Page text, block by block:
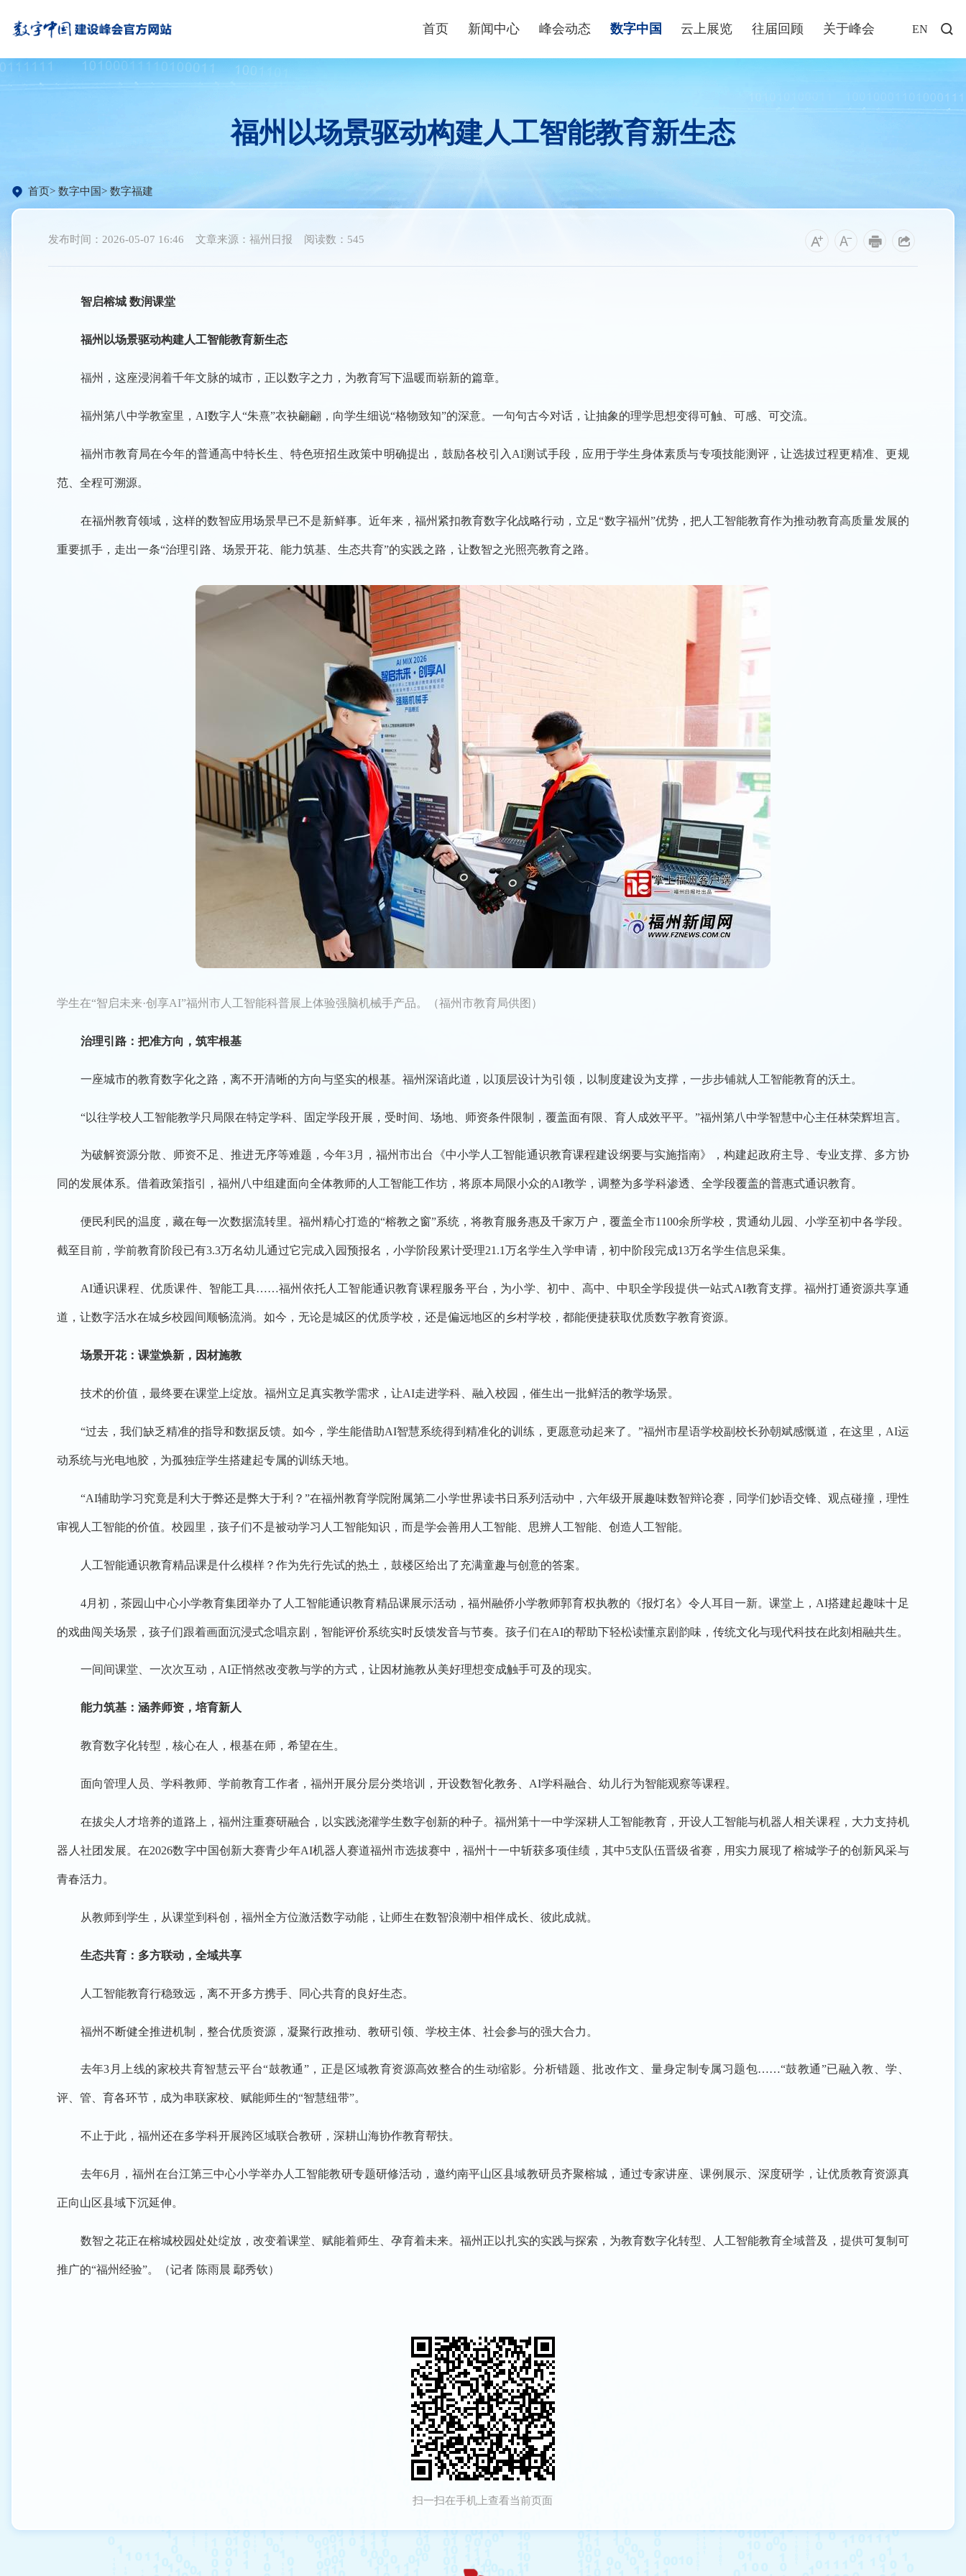
首页 新闻中心
视频播报
峰会镜头
媒体聚焦
峰会动态
创新大赛
数字中国
数字企业+
政策解读
云上展览 往届回顾 关于峰会 EN
福州以场景驱动构建人工智能教育新生态
首页 数字中国 数字福建
发布时间：2026-05-07 16:46 文章来源：福州日报 阅读数：545
智启榕城 数润课堂
福州以场景驱动构建人工智能教育新生态
福州，这座浸润着千年文脉的城市，正以数字之力，为教育写下温暖而崭新的篇章。
福州第八中学教室里，AI数字人“朱熹”衣袂翩翩，向学生细说“格物致知”的深意。一句句古今对话，让抽象的理学思想变得可触、可感、可交流。
福州市教育局在今年的普通高中特长生、特色班招生政策中明确提出，鼓励各校引入AI测试手段，应用于学生身体素质与专项技能测评，让选拔过程更精准、更规
范、全程可溯源。
在福州教育领域，这样的数智应用场景早已不是新鲜事。近年来，福州紧扣教育数字化战略行动，立足“数字福州”优势，把人工智能教育作为推动教育高质量发展的
重要抓手，走出一条“治理引路、场景开花、能力筑基、生态共育”的实践之路，让数智之光照亮教育之路。
学生在“智启未来·创享AI”福州市人工智能科普展上体验强脑机械手产品。（福州市教育局供图）
治理引路：把准方向，筑牢根基
一座城市的教育数字化之路，离不开清晰的方向与坚实的根基。福州深谙此道，以顶层设计为引领，以制度建设为支撑，一步步铺就人工智能教育的沃土。
“以往学校人工智能教学只局限在特定学科、固定学段开展，受时间、场地、师资条件限制，覆盖面有限、育人成效平平。”福州第八中学智慧中心主任林荣辉坦言。
为破解资源分散、师资不足、推进无序等难题，今年3月，福州市出台《中小学人工智能通识教育课程建设纲要与实施指南》，构建起政府主导、专业支撑、多方协
同的发展体系。借着政策指引，福州八中组建面向全体教师的人工智能工作坊，将原本局限小众的AI教学，调整为多学科渗透、全学段覆盖的普惠式通识教育。
便民利民的温度，藏在每一次数据流转里。福州精心打造的“榕教之窗”系统，将教育服务惠及千家万户，覆盖全市1100余所学校，贯通幼儿园、小学至初中各学段。
截至目前，学前教育阶段已有3.3万名幼儿通过它完成入园预报名，小学阶段累计受理21.1万名学生入学申请，初中阶段完成13万名学生信息采集。
AI通识课程、优质课件、智能工具……福州依托人工智能通识教育课程服务平台，为小学、初中、高中、中职全学段提供一站式AI教育支撑。福州打通资源共享通
道，让数字活水在城乡校园间顺畅流淌。如今，无论是城区的优质学校，还是偏远地区的乡村学校，都能便捷获取优质数字教育资源。
场景开花：课堂焕新，因材施教
技术的价值，最终要在课堂上绽放。福州立足真实教学需求，让AI走进学科、融入校园，催生出一批鲜活的教学场景。
“过去，我们缺乏精准的指导和数据反馈。如今，学生能借助AI智慧系统得到精准化的训练，更愿意动起来了。”福州市星语学校副校长孙朝斌感慨道，在这里，AI运
动系统与光电地胶，为孤独症学生搭建起专属的训练天地。
“AI辅助学习究竟是利大于弊还是弊大于利？”在福州教育学院附属第二小学世界读书日系列活动中，六年级开展趣味数智辩论赛，同学们妙语交锋、观点碰撞，理性
审视人工智能的价值。校园里，孩子们不是被动学习人工智能知识，而是学会善用人工智能、思辨人工智能、创造人工智能。
人工智能通识教育精品课是什么模样？作为先行先试的热土，鼓楼区给出了充满童趣与创意的答案。
4月初，茶园山中心小学教育集团举办了人工智能通识教育精品课展示活动，福州融侨小学教师郭育权执教的《报灯名》令人耳目一新。课堂上，AI搭建起趣味十足
的戏曲闯关场景，孩子们跟着画面沉浸式念唱京剧，智能评价系统实时反馈发音与节奏。孩子们在AI的帮助下轻松读懂京剧韵味，传统文化与现代科技在此刻相融共生。
一间间课堂、一次次互动，AI正悄然改变教与学的方式，让因材施教从美好理想变成触手可及的现实。
能力筑基：涵养师资，培育新人
教育数字化转型，核心在人，根基在师，希望在生。
面向管理人员、学科教师、学前教育工作者，福州开展分层分类培训，开设数智化教务、AI学科融合、幼儿行为智能观察等课程。
在拔尖人才培养的道路上，福州注重赛研融合，以实践浇灌学生数字创新的种子。福州第十一中学深耕人工智能教育，开设人工智能与机器人相关课程，大力支持机
器人社团发展。在2026数字中国创新大赛青少年AI机器人赛道福州市选拔赛中，福州十一中斩获多项佳绩，其中5支队伍晋级省赛，用实力展现了榕城学子的创新风采与
青春活力。
从教师到学生，从课堂到科创，福州全方位激活数字动能，让师生在数智浪潮中相伴成长、彼此成就。
生态共育：多方联动，全域共享
人工智能教育行稳致远，离不开多方携手、同心共育的良好生态。
福州不断健全推进机制，整合优质资源，凝聚行政推动、教研引领、学校主体、社会参与的强大合力。
去年3月上线的家校共育智慧云平台“鼓教通”，正是区域教育资源高效整合的生动缩影。分析错题、批改作文、量身定制专属习题包……“鼓教通”已融入教、学、
评、管、育各环节，成为串联家校、赋能师生的“智慧纽带”。
不止于此，福州还在多学科开展跨区域联合教研，深耕山海协作教育帮扶。
去年6月，福州在台江第三中心小学举办人工智能教研专题研修活动，邀约南平山区县域教研员齐聚榕城，通过专家讲座、课例展示、深度研学，让优质教育资源真
正向山区县域下沉延伸。
数智之花正在榕城校园处处绽放，改变着课堂、赋能着师生、孕育着未来。福州正以扎实的实践与探索，为教育数字化转型、人工智能教育全域普及，提供可复制可
推广的“福州经验”。（记者 陈雨晨 鄢秀钦）
扫一扫在手机上查看当前页面